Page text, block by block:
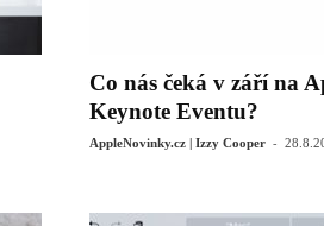
Co nás čeká v září na
Keynote Eventu?
AppleNovinky.cz | Izzy Cooper -